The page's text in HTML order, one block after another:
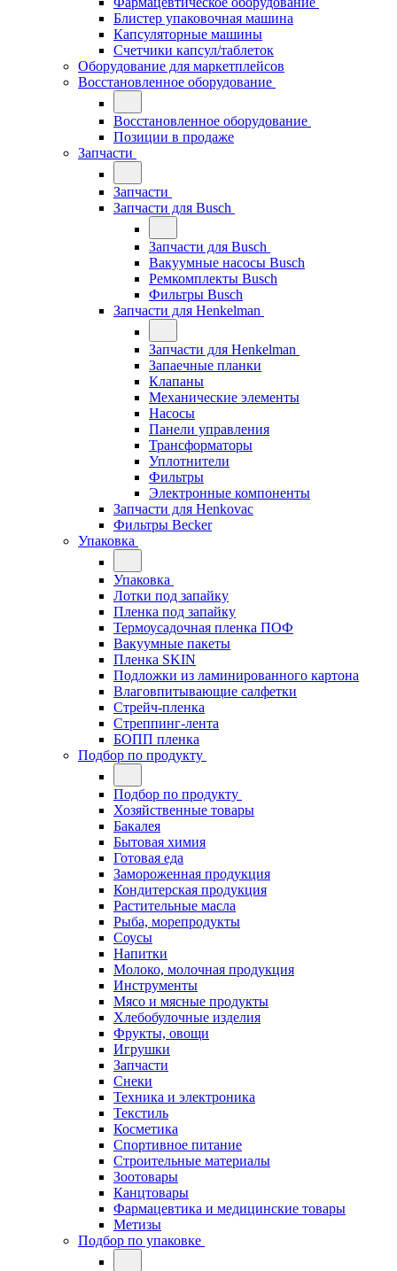
Блистер упаковочная машина
Капсуляторные машины
Счетчики капсул/таблеток
Оборудование для маркетплейсов
Восстановленное оборудование
Восстановленное оборудование
Позиции в продаже
Запчасти
Запчасти
Запчасти для Busch
Запчасти для Busch
Вакуумные насосы Busch
Ремкомплекты Busch
Фильтры Busch
Запчасти для Henkelman
Запчасти для Henkelman
Запаечные планки
Клапаны
Механические элементы
Насосы
Панели управления
Трансформаторы
Уплотнители
Фильтры
Электронные компоненты
Запчасти для Henkovac
Фильтры Becker
Упаковка
Упаковка
Лотки под запайку
Пленка под запайку
Термоусадочная пленка ПОФ
Вакуумные пакеты
Пленка SKIN
Подложки из ламинированного картона
Влаговпитывающие салфетки
Стрейч-пленка
Стреппинг-лента
БОПП пленка
Подбор по продукту
Подбор по продукту
Хозяйственные товары
Бакалея
Бытовая химия
Готовая еда
Замороженная продукция
Кондитерская продукция
Растительные масла
Рыба, морепродукты
Соусы
Напитки
Молоко, молочная продукция
Инструменты
Мясо и мясные продукты
Хлебобулочные изделия
Фрукты, овощи
Игрушки
Запчасти
Снеки
Техника и электроника
Текстиль
Косметика
Спортивное питание
Строительные материалы
Зоотовары
Канцтовары
Фармацевтика и медицинские товары
Метизы
Подбор по упаковке